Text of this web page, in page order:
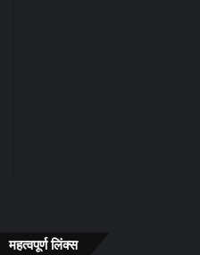
महत्वपूर्ण लिंक्स